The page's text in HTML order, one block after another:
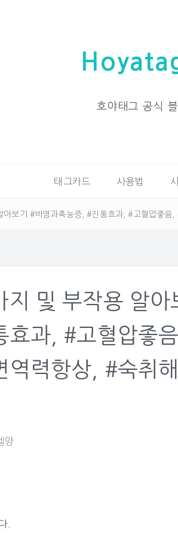
호야태그 공식
태그카드 사용법
보기 #비염과축농증, #진통효과, #고혈압좋음
및 부작용 알아
효과, #고혈압좋
역력항상, #숙취
양
.